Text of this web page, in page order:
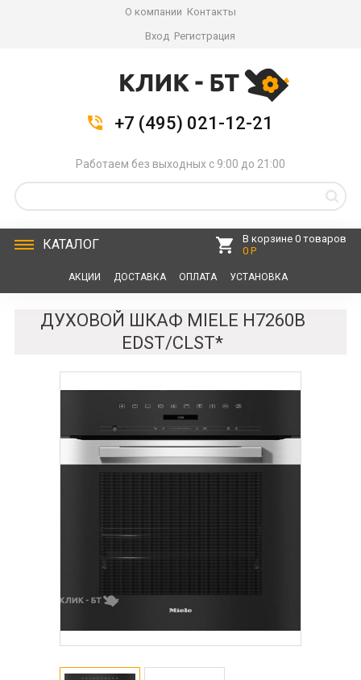
О компании Контакты
Вход Регистрация
+7 (495) 021-12-21
Работаем без выходных с 9:00 до 21:00
КАТАЛОГ
В корзине 0 товаров
0 Р
АКЦИИ ДОСТАВКА ОПЛАТА УСТАНОВКА
КОНТАКТЫ
ДУХОВОЙ ШКАФ MIELE H7260B
EDST/CLST*